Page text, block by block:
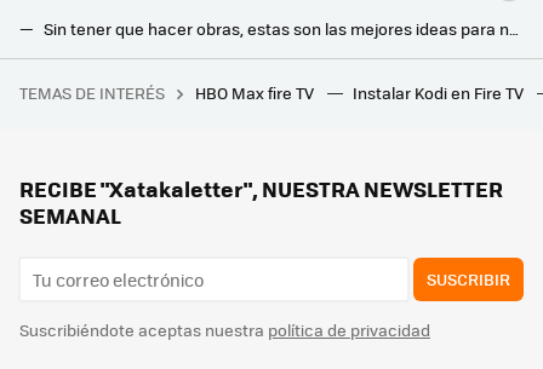
Sin tener que hacer obras, estas son las mejores ideas para no pasar frío en casa y ahorrar en calefacción
Cuánto duran las estufas de leña y pellet y qué problemas podemos encontrarnos con el paso de los años
Francia necesita recortar 40.000 millones de euros. Y ha decidido empezar por algo sagrado en Europa: los festivos
TEMAS DE INTERÉS HBO Max fire TV Instalar Kodi en Fire TV
RECIBE "Xatakaletter", NUESTRA NEWSLETTER
SEMANAL
SUSCRIBIR
Suscribiéndote aceptas nuestra política de privacidad